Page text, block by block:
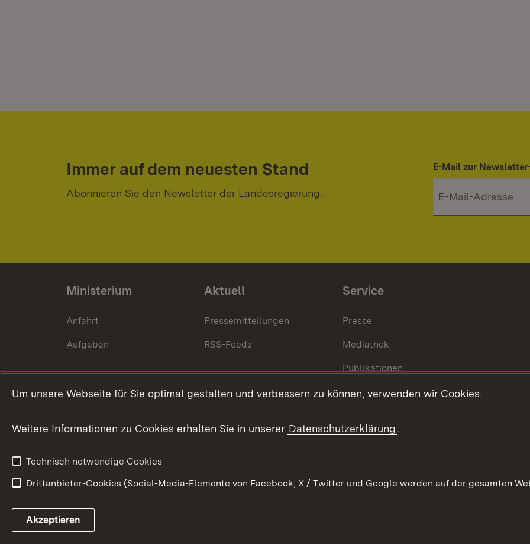
Immer auf dem neuesten Stand
Abonnieren Sie den Newsletter der Landesregierung.
E-Mail zur
Ministerium
Anfahrt
Aufgaben
Aktuell
Pressemitteilungen
RSS-Feeds
Service
Presse
Mediathek
Publikationen
Stellen und Ausbildung
Verkehrsinformationen
Link zum Landesportal
Um unsere Webseite für Sie optimal gestalten und verbessern zu können, verwenden wir Cookies.
Weitere Informationen zu Cookies erhalten Sie in unserer Datenschutzerklärung.
Technisch notwendige Cookies
Drittanbieter-Cookies (Social-Media-Elemente von Facebook, X / Twitter und Google werden auf der gesamten
Akzeptieren